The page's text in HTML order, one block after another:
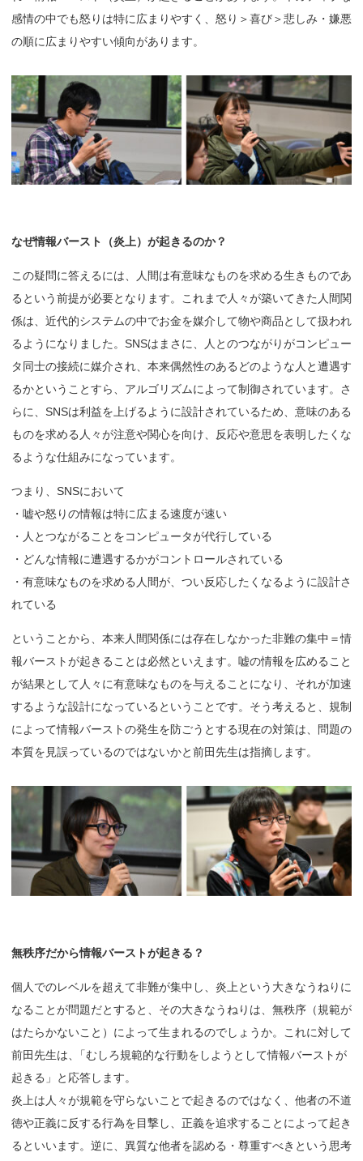
感情の中でも怒りは特に広まりやすく、怒り＞喜び＞悲しみ・嫌悪
の順に広まりやすい傾向があります。
なぜ情報バースト （炎上）が起きるのか？
この疑問に答えるには、人間は有意味なものを求める生きものであ
るという前提が必要となります。これまで人々が築いてきた人間関
係は、近代的システムの中でお金を媒介して物や商品として扱われ
るようになりました。SNSはまさに、人とのつながりがコンピュー
タ同士の接続に媒介され、本来偶然性のあるどのような人と遭遇す
るかということすら、アルゴリズムによって制御されています。さ
らに、SNSは利益を上げるように設計されているため、意味のある
ものを求める人々が注意や関心を向け、反応や意思を表明したくな
るような仕組みになっています。
つまり、SNSにおいて
・嘘や怒りの情報は特に広まる速度が速い
・人とつながることをコンピュータが代行している
・どんな情報に遭遇するかがコントロールされている
・有意味なものを求める人間が、つい反応したくなるように設計さ
れている
ということから、本来人間関係には存在しなかった非難の集中＝情
報バーストが起きることは必然といえます。嘘の情報を広めること
が結果として人々に有意味なものを与えることになり、それが加速
するような設計になっているということです。そう考えると、規制
によって情報バーストの発生を防ごうとする現在の対策は、問題の
本質を見誤っているのではないかと前田先生は指摘します。
無秩序だから情報バーストが起きる？
個人でのレベルを超えて非難が集中し、炎上という大きなうねりに
なることが問題だとすると、その大きなうねりは、無秩序（規範が
はたらかないこと）によって生まれるのでしょうか。これに対して
前田先生は
「むしろ規範的な行動をしようとして情報バーストが
起きる」と応答します。
炎上は人々が規範を守らないことで起きるのではなく、他者の不道
徳や正義に反する行為を目撃し、正義を追求することによって起き
るといいます。逆に、異質な他者を認める・尊重すべきという思考